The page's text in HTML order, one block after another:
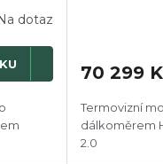
R
M
dotaz
70 299
Termovizní
dálkoměrem
2.0